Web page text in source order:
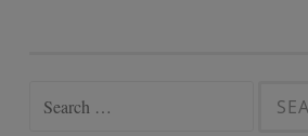
Search